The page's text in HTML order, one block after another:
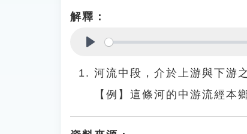
解釋：
河流中段，介於上游與下游
【例】這條河的中游流經本